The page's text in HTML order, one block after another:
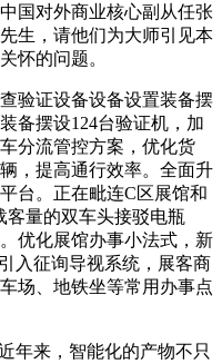
国对外商业核心副从任张
生，请他们为大师引见本
怀的问题。
证设备设备设置装备摆
备摆设124台验证机，加
分流管控方案，优化货
，提高通行效率。全面升
台。正在毗连C区展馆和
量的双车头接驳电瓶
优化展馆办事小法式，新
入征询导视系统，展客商
场、地铁坐等常用办事点
来，智能化的产物不只